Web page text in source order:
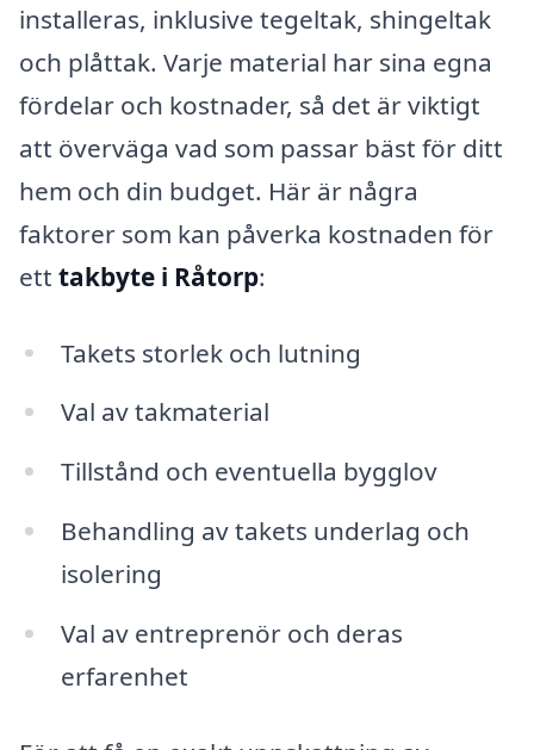
installeras, inklusive tegeltak, shingeltak
och plåttak. Varje material har sina egna
fördelar och kostnader, så det är viktigt
att överväga vad som passar bäst för ditt
hem och din budget. Här är några
faktorer som kan påverka kostnaden för
ett takbyte i Råtorp:
Takets storlek och lutning
Val av takmaterial
Tillstånd och eventuella bygglov
Behandling av takets underlag och
isolering
Val av entreprenör och deras
erfarenhet